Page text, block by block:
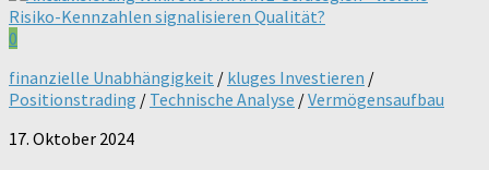
0
finanzielle Unabhängigkeit / kluges Investieren /
Positionstrading / Technische Analyse /Vermögensaufbau
17. Oktober 2024